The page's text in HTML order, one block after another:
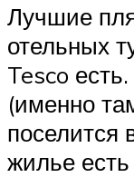
Лучшие
отельных
Tesco
(именно
поселится
жилье